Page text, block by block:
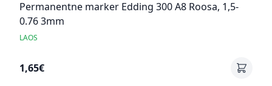
Permanentne marker Edding 300 A8 Roosa, 1,5-
0.76 3mm
LAOS
1,65€